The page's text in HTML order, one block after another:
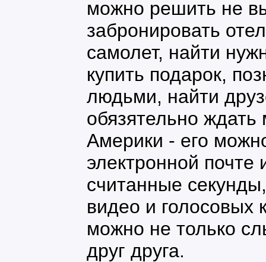
можно решить не
забронировать
самолет, найти
купить подарок,
людьми, найти
обязятельно
Америки - его
электронной почте
считанные
видео и голосовых
можно не только
друг друга.